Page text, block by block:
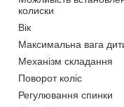
колиски
Вік
Максимальна вага
Механізм складання
Поворот коліс
Регулювання спинки